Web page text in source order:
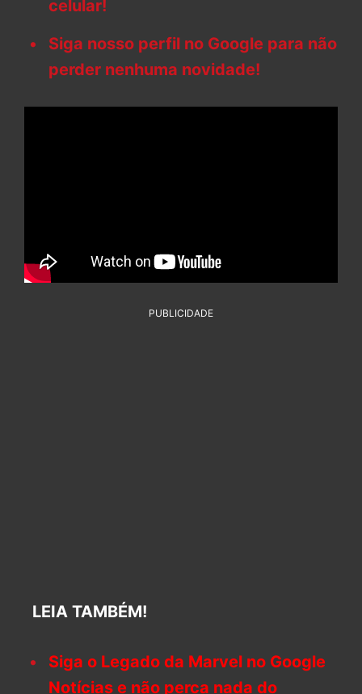
celular!
Siga nosso perfil no Google para não
perder nenhuma novidade!
PUBLICIDADE
LEIA TAMBÉM!
Siga o Legado da Marvel no Google
Notícias e não perca nada do